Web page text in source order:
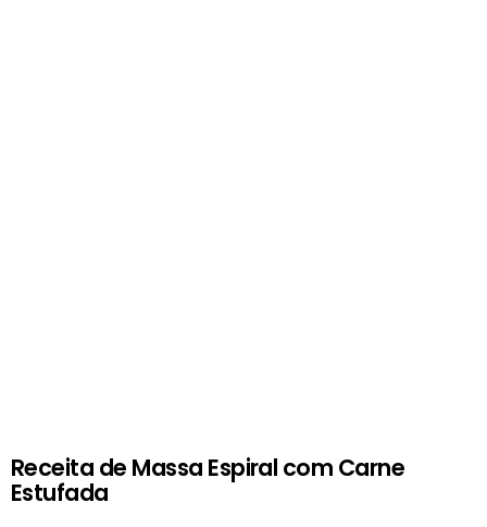
Receita de Massa Espiral com Carne
Estufada